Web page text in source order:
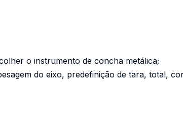
o instrumento de concha metálica;
do eixo, predefinição de tara, total,